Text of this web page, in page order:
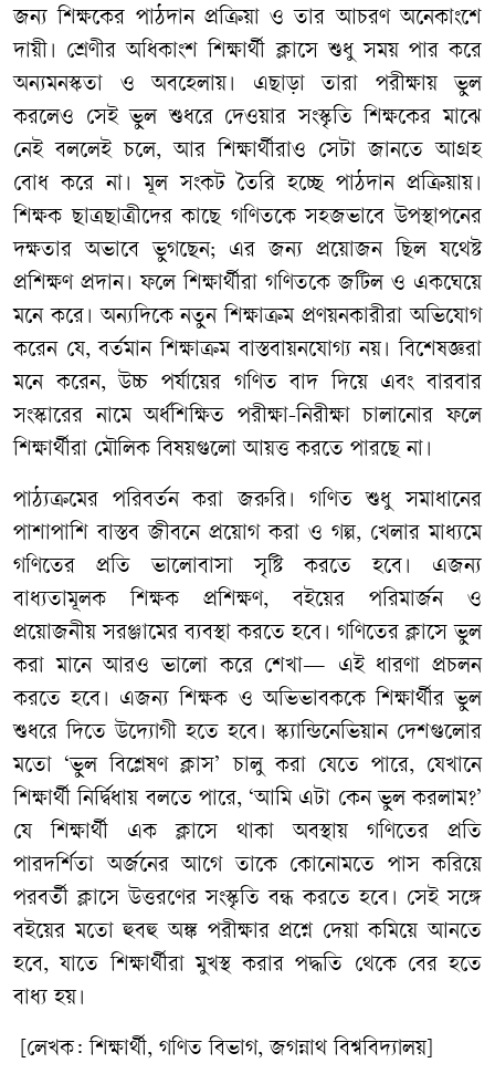
জন্য শিক্ষকের পাঠদান প্রক্রিয়া ও তার আচরণ অনেকাংশে
দায়ী। শ্রেণীর অধিকাংশ শিক্ষার্থী ক্লাসে শুধু সময় পার করে
অন্যমনস্কতা ও অবহেলায়। এছাড়া তারা পরীক্ষায় ভুল
করলেও সেই ভুল শুধরে দেওয়ার সংস্কৃতি শিক্ষকের মাঝে
নেই বললেই চলে, আর শিক্ষার্থীরাও সেটা জানতে আগ্রহ
বোধ করে না। মূল সংকট তৈরি হচ্ছে পাঠদান প্রক্রিয়ায়।
শিক্ষক ছাত্রছাত্রীদের কাছে গণিতকে সহজভাবে উপস্থাপনের
দক্ষতার অভাবে ভুগছেন; এর জন্য প্রয়োজন ছিল যথেষ্ট
প্রশিক্ষণ প্রদান। ফলে শিক্ষার্থীরা গণিতকে জটিল ও একঘেয়ে
মনে করে। অন্যদিকে নতুন শিক্ষাক্রম প্রণয়নকারীরা অভিযোগ
করেন যে, বর্তমান শিক্ষাক্রম বাস্তবায়নযোগ্য নয়। বিশেষজ্ঞরা
মনে করেন, উচ্চ পর্যায়ের গণিত বাদ দিয়ে এবং বারবার
সংস্কারের নামে অর্ধশিক্ষিত পরীক্ষা-নিরীক্ষা চালানোর ফলে
শিক্ষার্থীরা মৌলিক বিষয়গুলো আয়ত্ত করতে পারছে না।
পাঠ্যক্রমের পরিবর্তন করা জরুরি। গণিত শুধু সমাধানের
পাশাপাশি বাস্তব জীবনে প্রয়োগ করা ও গল্প, খেলার মাধ্যমে
গণিতের প্রতি ভালোবাসা সৃষ্টি করতে হবে। এজন্য
বাধ্যতামূলক শিক্ষক প্রশিক্ষণ, বইয়ের পরিমার্জন ও
প্রয়োজনীয় সরঞ্জামের ব্যবস্থা করতে হবে। গণিতের ক্লাসে ভুল
করা মানে আরও ভালো করে শেখা— এই ধারণা প্রচলন
করতে হবে। এজন্য শিক্ষক ও অভিভাবককে শিক্ষার্থীর ভুল
শুধরে দিতে উদ্যোগী হতে হবে। স্ক্যান্ডিনেভিয়ান দেশগুলোর
মতো ‘ভুল বিশ্লেষণ ক্লাস’ চালু করা যেতে পারে, যেখানে
শিক্ষার্থী নির্দ্বিধায় বলতে পারে, ‘আমি এটা কেন ভুল করলাম?’
যে শিক্ষার্থী এক ক্লাসে থাকা অবস্থায় গণিতের প্রতি
পারদর্শিতা অর্জনের আগে তাকে কোনোমতে পাস করিয়ে
পরবর্তী ক্লাসে উত্তরণের সংস্কৃতি বন্ধ করতে হবে। সেই সঙ্গে
বইয়ের মতো হুবহু অঙ্ক পরীক্ষার প্রশ্নে দেয়া কমিয়ে আনতে
হবে, যাতে শিক্ষার্থীরা মুখস্থ করার পদ্ধতি থেকে বের হতে
বাধ্য হয়।
[লেখক: শিক্ষার্থী, গণিত বিভাগ, জগন্নাথ বিশ্ববিদ্যালয়]